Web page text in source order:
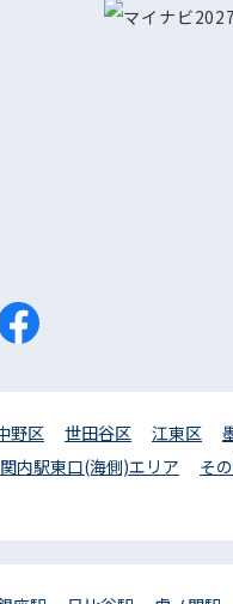
野区 世田谷区 江東区
関内駅東口(海側)エリア そ